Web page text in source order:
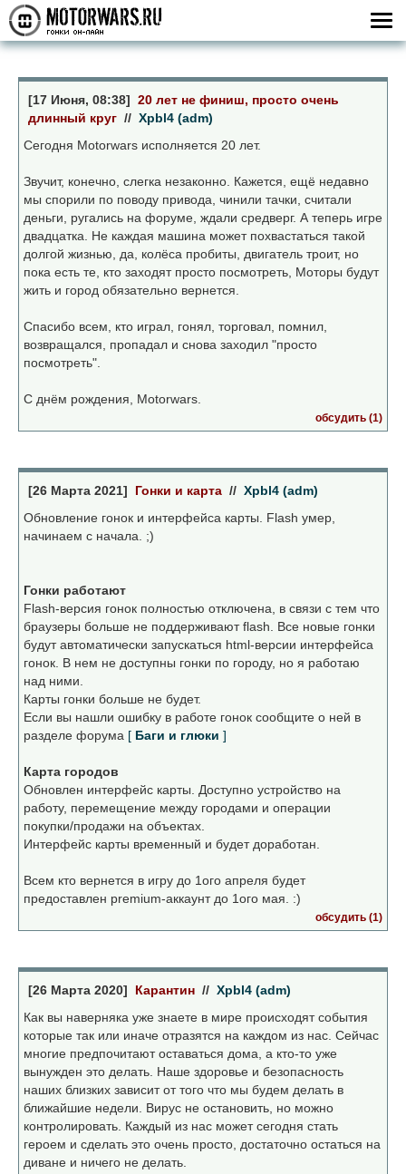
[17 Июня, 08:38] 20 лет не финиш, просто очень
длинный круг // Xpbl4 (adm)
Сегодня Motorwars исполняется 20 лет.
Звучит, конечно, слегка незаконно. Кажется, ещё недавно
мы спорили по поводу привода, чинили тачки, считали
деньги, ругались на форуме, ждали средверг. А теперь игре
двадцатка. Не каждая машина может похвастаться такой
долгой жизнью, да, колёса пробиты, двигатель троит, но
пока есть те, кто заходят просто посмотреть, Моторы будут
жить и город обязательно вернется.
Спасибо всем, кто играл, гонял, торговал, помнил,
возвращался, пропадал и снова заходил "просто
посмотреть".
С днём рождения, Motorwars.
обсудить (1)
[26 Марта 2021] Гонки и карта // Xpbl4 (adm)
Обновление гонок и интерфейса карты. Flash умер,
начинаем с начала. ;)
Гонки работают
Flash-версия гонок полностью отключена, в связи с тем что
браузеры больше не поддерживают flash. Все новые гонки
будут автоматически запускаться html-версии интерфейса
гонок. В нем не доступны гонки по городу, но я работаю
над ними.
Карты гонки больше не будет.
Если вы нашли ошибку в работе гонок сообщите о ней в
разделе форума [ Баги и глюки ]
Карта городов
Обновлен интерфейс карты. Доступно устройство на
работу, перемещение между городами и операции
покупки/продажи на объектах.
Интерфейс карты временный и будет доработан.
Всем кто вернется в игру до 1ого апреля будет
предоставлен premium-аккаунт до 1ого мая. :)
обсудить (1)
[26 Марта 2020] Карантин // Xpbl4 (adm)
Как вы наверняка уже знаете в мире происходят события
которые так или иначе отразятся на каждом из нас. Сейчас
многие предпочитают оставаться дома, а кто-то уже
вынужден это делать. Наше здоровье и безопасность
наших близких зависит от того что мы будем делать в
ближайшие недели. Вирус не остановить, но можно
контролировать. Каждый из нас может сегодня стать
героем и сделать это очень просто, достаточно остаться на
диване и ничего не делать.